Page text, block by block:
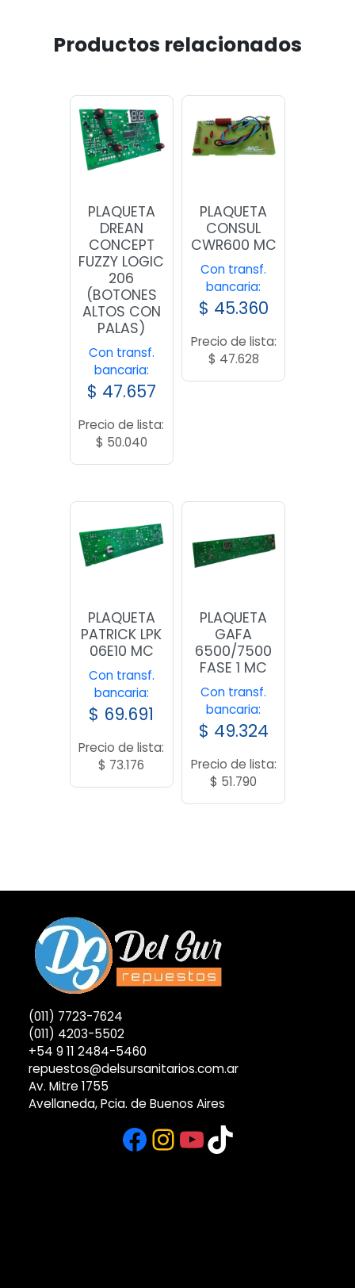
Productos relacionados
PLAQUETA
DREAN
CONCEPT
FUZZY LOGIC
206
(BOTONES
ALTOS CON
PALAS)
Con transf.
bancaria:
$ 47.657
Precio de lista:
$ 50.040
PLAQUETA
CONSUL
CWR600 MC
Con transf.
bancaria:
$ 45.360
Precio de lista:
$ 47.628
PLAQUETA
PATRICK LPK
06E10 MC
Con transf.
bancaria:
$ 69.691
Precio de lista:
$ 73.176
PLAQUETA
GAFA
6500/7500
FASE 1 MC
Con transf.
bancaria:
$ 49.324
Precio de lista:
$ 51.790
(011) 7723-7624
(011) 4203-5502
+54 9 11 2484-5460
repuestos@delsursanitarios.com.ar
Av. Mitre 1755
Avellaneda, Pcia. de Buenos Aires
Facebook
Instagram
YouTube
TikTok